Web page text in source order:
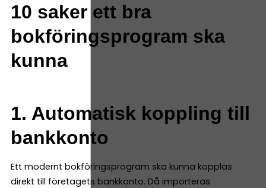
10 saker ett bra
bokföringsprogram ska
kunna
1. Automatisk koppling till
bankkonto
Ett modernt bokföringsprogram ska kunna kopplas
direkt till företagets bankkonto. Då importeras